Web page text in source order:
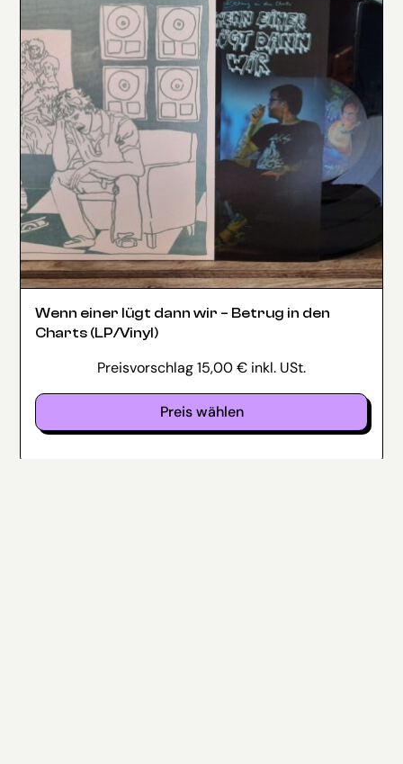
Wenn einer lügt dann wir – Betrug in den
Charts (LP/Vinyl)
Preisvorschlag15,00€ inkl. USt.
Preis wählen